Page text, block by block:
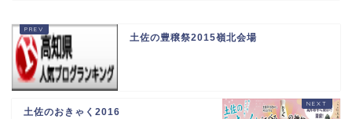
土佐の豊穣祭2015嶺北会場
土佐のおきゃく2016